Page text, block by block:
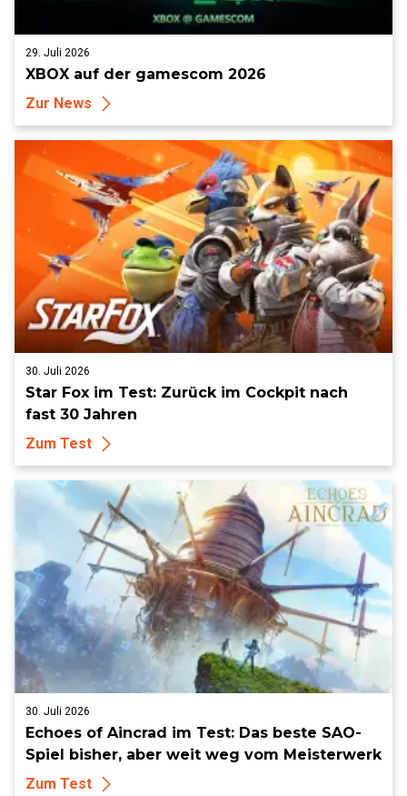
29. Juli 2026
XBOX auf der gamescom 2026
Zur News
30. Juli 2026
Star Fox im Test: Zurück im Cockpit nach
fast 30 Jahren
Zum Test
30. Juli 2026
Echoes of Aincrad im Test: Das beste SAO-
Spiel bisher, aber weit weg vom Meisterwerk
Zum Test